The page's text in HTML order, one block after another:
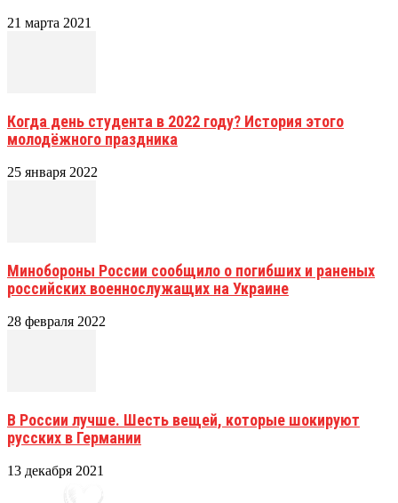
21 марта 2021
Когда день студента в 2022 году? История этого
молодёжного праздника
25 января 2022
Минобороны России сообщило о погибших и раненых
российских военнослужащих на Украине
28 февраля 2022
В России лучше. Шесть вещей, которые шокируют
русских в Германии
13 декабря 2021